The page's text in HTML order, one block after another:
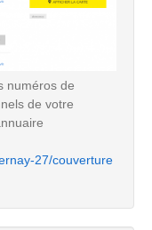
numéros de
de votre
27/couverture